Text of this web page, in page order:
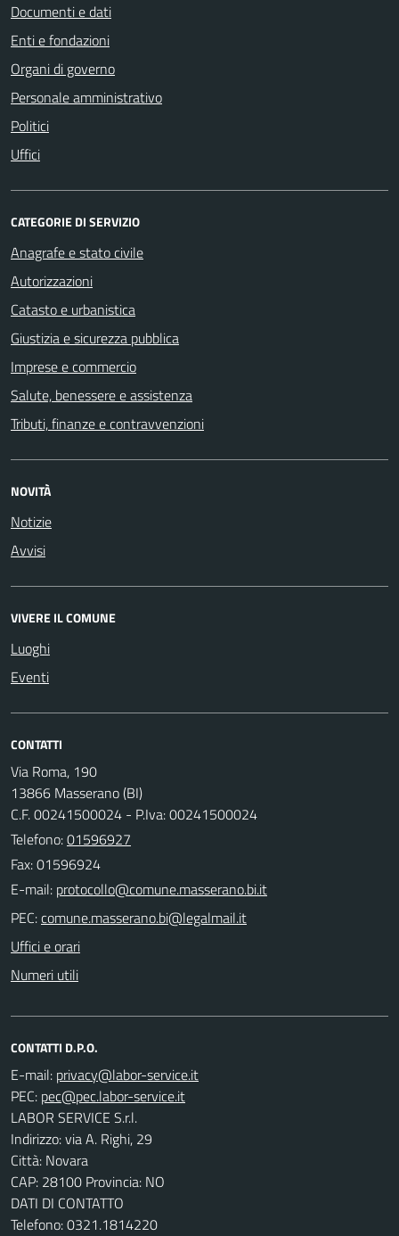
Documenti e dati
Enti e fondazioni
Organi di governo
Personale amministrativo
Politici
Uffici
CATEGORIE DI SERVIZIO
Anagrafe e stato civile
Autorizzazioni
Catasto e urbanistica
Giustizia e sicurezza pubblica
Imprese e commercio
Salute, benessere e assistenza
Tributi, finanze e contravvenzioni
NOVITÀ
Notizie
Avvisi
VIVERE IL COMUNE
Luoghi
Eventi
CONTATTI
Via Roma, 190
13866 Masserano (BI)
C.F. 00241500024 - P.Iva: 00241500024
Telefono:01596927
Fax: 01596924
E-mail:
PEC:
Uffici e orari
Numeri utili
CONTATTI D.P.O.
E-mail:
PEC:
LABOR SERVICE S.r.l.
Indirizzo: via A. Righi, 29
Città: Novara
CAP: 28100 Provincia: NO
DATI DI CONTATTO
Telefono: 0321.1814220